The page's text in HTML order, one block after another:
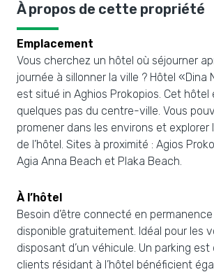
À propos de cette propriété
Emplacement
Vous cherchez un hôtel où séjourner
journée à sillonner la ville ? Hôtel «Dina
est situé in Aghios Prokopios. Cet hôtel
quelques pas du centre-ville. Vous
promener dans les environs et explorer
de l’hôtel. Sites à proximité : Agios
Agia Anna Beach et Plaka Beach.
À l’hôtel
Besoin d’être connecté en
disponible gratuitement. Idéal pour les
disposant d’un véhicule. Un parking est
clients résidant à l’hôtel bénéficient